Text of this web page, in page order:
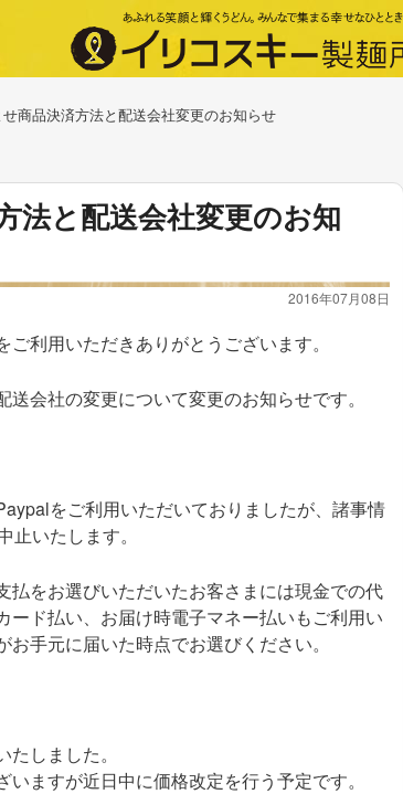
商品決済方法と配送会社変更のお知らせ
法と配送会社変更のお知
2016年07月08日
利用いただきありがとうございます。
会社の変更について変更のお知らせです。
をご利用いただいておりましたが、諸事情
いたします。
払をお選びいただいたお客さまには現金での代
ード払い、お届け時電子マネー払いもご利用い
手元に届いた時点でお選びください。
しました。
ますが近日中に価格改定を行う予定です。